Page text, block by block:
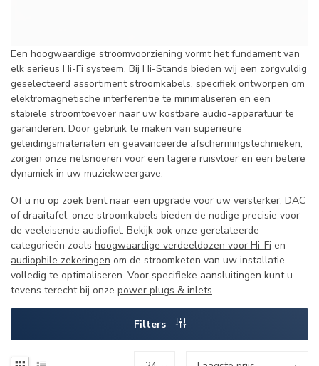
Een hoogwaardige stroomvoorziening vormt het fundament van
elk serieus Hi-Fi systeem. Bij Hi-Stands bieden wij een zorgvuldig
geselecteerd assortiment stroomkabels, specifiek ontworpen om
elektromagnetische interferentie te minimaliseren en een
stabiele stroomtoevoer naar uw kostbare audio-apparatuur te
garanderen. Door gebruik te maken van superieure
geleidingsmaterialen en geavanceerde afschermingstechnieken,
zorgen onze netsnoeren voor een lagere ruisvloer en een betere
dynamiek in uw muziekweergave.
Of u nu op zoek bent naar een upgrade voor uw versterker, DAC
of draaitafel, onze stroomkabels bieden de nodige precisie voor
de veeleisende audiofiel. Bekijk ook onze gerelateerde
categorieën zoals hoogwaardige verdeeldozen voor Hi-Fi en
audiophile zekeringen om de stroomketen van uw installatie
volledig te optimaliseren. Voor specifieke aansluitingen kunt u
tevens terecht bij onze power plugs & inlets.
Filters